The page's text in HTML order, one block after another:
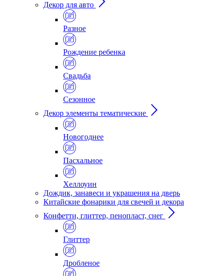
Декор для авто
Разное
Рождение ребенка
Свадьба
Сезонное
Декор элементы тематические
Новогоднее
Пасхальное
Хеллоуин
Дождик, занавеси и украшения на дверь
Китайские фонарики для свечей и декора
Конфетти, глиттер, пенопласт, снег
Глиттер
Дробленое